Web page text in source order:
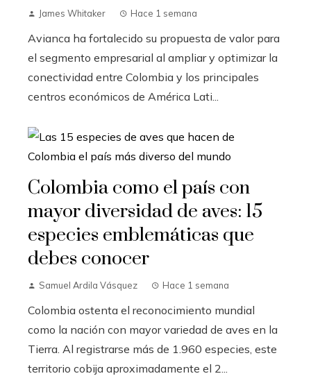
James Whitaker Hace 1 semana
Avianca ha fortalecido su propuesta de valor para
el segmento empresarial al ampliar y optimizar la
conectividad entre Colombia y los principales
centros económicos de América Lati...
Colombia como el país con
mayor diversidad de aves: 15
especies emblemáticas que
debes conocer
Samuel Ardila Vásquez Hace 1 semana
Colombia ostenta el reconocimiento mundial
como la nación con mayor variedad de aves en la
Tierra. Al registrarse más de 1.960 especies, este
territorio cobija aproximadamente el 2...